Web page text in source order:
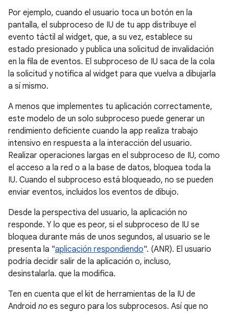
Por ejemplo, cuando el usuario toca un botón en la
pantalla, el subproceso de IU de tu app distribuye el
evento táctil al widget, que, a su vez, establece su
estado presionado y publica una solicitud de invalidación
en la fila de eventos. El subproceso de IU saca de la cola
la solicitud y notifica al widget para que vuelva a dibujarla
a sí mismo.
A menos que implementes tu aplicación correctamente,
este modelo de un solo subproceso puede generar un
rendimiento deficiente cuando la app realiza trabajo
intensivo en respuesta a la interacción del usuario.
Realizar operaciones largas en el subproceso de IU, como
el acceso a la red o a la base de datos, bloquea toda la
IU. Cuando el subproceso está bloqueado, no se pueden
enviar eventos, incluidos los eventos de dibujo.
Desde la perspectiva del usuario, la aplicación no
responde. Y lo que es peor, si el subproceso de IU se
bloquea durante más de unos segundos, al usuario se le
presenta la "aplicación respondiendo". (ANR). El usuario
podría decidir salir de la aplicación o, incluso,
desinstalarla. que la modifica.
Ten en cuenta que el kit de herramientas de la IU de
Android no es seguro para los subprocesos. Así que no